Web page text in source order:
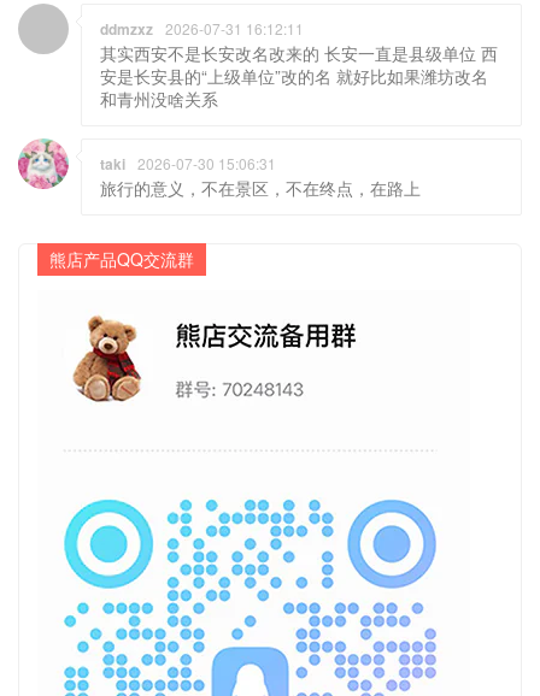
ddmzxz 2026-07-31 16:12:11
其实西安不是长安改名改来的 长安一直是县级单位 西
安是长安县的“上级单位”改的名 就好比如果潍坊改名
和青州没啥关系
taki 2026-07-30 15:06:31
旅行的意义，不在景区，不在终点，在路上
熊店产品QQ交流群